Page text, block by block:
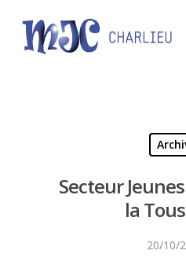
Secteur
la
20/10/